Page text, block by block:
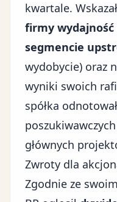
kwartale.
firmy
segmencie
wydobycie) oraz
wyniki swoich
spółka
głównych
Zwroty dla
Zgodnie ze